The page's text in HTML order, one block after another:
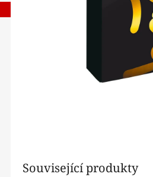
Související produkty